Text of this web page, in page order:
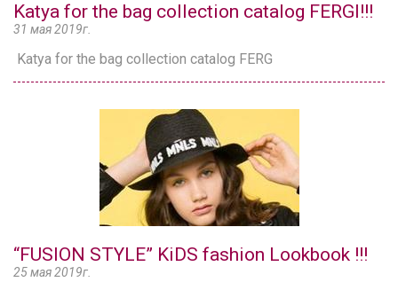
Katya for the bag collection catalog FERGI!!!
31 мая 2019г.
Katya for the bag collection catalog FERG
“FUSION STYLE” KiDS fashion Lookbook !!!
25 мая 2019г.